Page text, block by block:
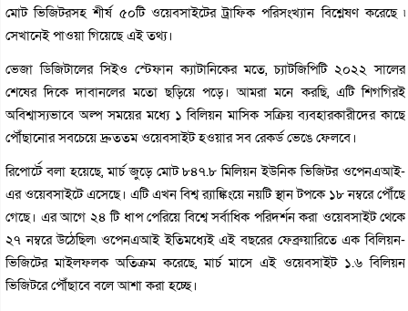
মোট ভিজিটরসহ শীর্ষ ৫০টি ওয়েবসাইটের ট্রাফিক পরিসংখ্যান বিশ্লেষণ করেছে ৷
সেখানেই পাওয়া গিয়েছে এই তথ্য।
ভেজা ডিজিটালের সিইও স্টেফান ক্যাটানিকের মতে, চ্যাটজিপিটি ২০২২ সালের
শেষের দিকে দাবানলের মতো ছড়িয়ে পড়ে। আমরা মনে করছি, এটি শিগগিরই
অবিশ্বাস্যভাবে অল্প সময়ের মধ্যে ১ বিলিয়ন মাসিক সক্রিয় ব্যবহারকারীদের কাছে
পৌঁছানোর সবচেয়ে দ্রুততম ওয়েবসাইট হওয়ার সব রেকর্ড ভেঙে ফেলবে।
রিপোর্টে বলা হয়েছে, মার্চ জুড়ে মোট ৮৪৭.৮ মিলিয়ন ইউনিক ভিজিটর ওপেনএআই-
এর ওয়েবসাইটে এসেছে। এটি এখন বিশ্ব র‌্যাঙ্কিংয়ে নয়টি স্থান টপকে ১৮ নম্বরে পৌঁছে
গেছে। এর আগে ২৪ টি ধাপ পেরিয়ে বিশ্বে সর্বাধিক পরিদর্শন করা ওয়েবসাইট থেকে
২৭ নম্বরে উঠেছিল৷ ওপেনএআই ইতিমধ্যেই এই বছরের ফেব্রুয়ারিতে এক বিলিয়ন-
ভিজিটের মাইলফলক অতিক্রম করেছে, মার্চ মাসে এই ওয়েবসাইট ১.৬ বিলিয়ন
ভিজিটরে পৌঁছাবে বলে আশা করা হচ্ছে।